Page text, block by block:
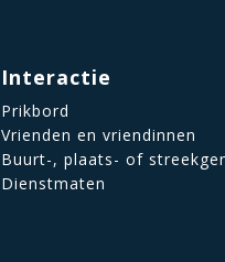
Interactie
Prikbord
Vrienden en vriendinnen
Buurt-, plaats- of
Dienstmaten